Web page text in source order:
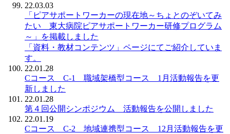
22.03.03
「ピアサポートワーカーの現在地～ちょとのぞいてみ
たい 東大病院ピアサポートワーカー研修プログラム
～」を掲載しました
「資料・教材コンテンツ」ページにてご紹介していま
す。
22.01.28
Cコース C-1 職域架橋型コース 1月活動報告を更
新しました
22.01.28
第４回公開シンポジウム 活動報告を公開しました
22.01.19
Cコース C-2 地域連携型コース 12月活動報告を更